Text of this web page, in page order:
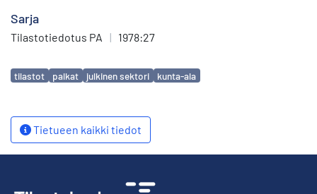
Sarja
Tilastotiedotus PA | 1978:27
Avainsanat
tilastot palkat julkinen sektori kunta-ala
Tietueen kaikki tiedot